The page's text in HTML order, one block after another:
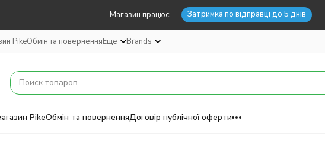
Магазин працює Затримка по відправці до 5 днів
PikeОбмін та поверненняЕщё Brands
PikeОбмін та поверненняДоговір публічної оферти